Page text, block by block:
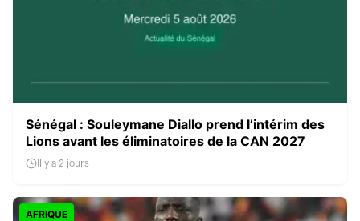
Sénégal : Souleymane Diallo prend l’intérim des
Lions avant les éliminatoires de la CAN 2027
Il y a 2 jours
AFRIQUE